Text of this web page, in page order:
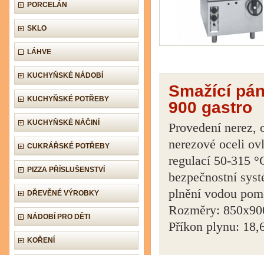
PORCELÁN
SKLO
LÁHVE
KUCHYŇSKÉ NÁDOBÍ
KUCHYŇSKÉ POTŘEBY
KUCHYŇSKÉ NÁČINÍ
CUKRÁŘSKÉ POTŘEBY
PIZZA PŘÍSLUŠENSTVÍ
DŘEVĚNÉ VÝROBKY
NÁDOBÍ PRO DĚTI
KOŘENÍ
Smažící
900 gastro
Provedení nerez,
nerezové oceli
regulací 50-315
bezpečnostní
plnění vodou
Rozměry:
Příkon plynu: